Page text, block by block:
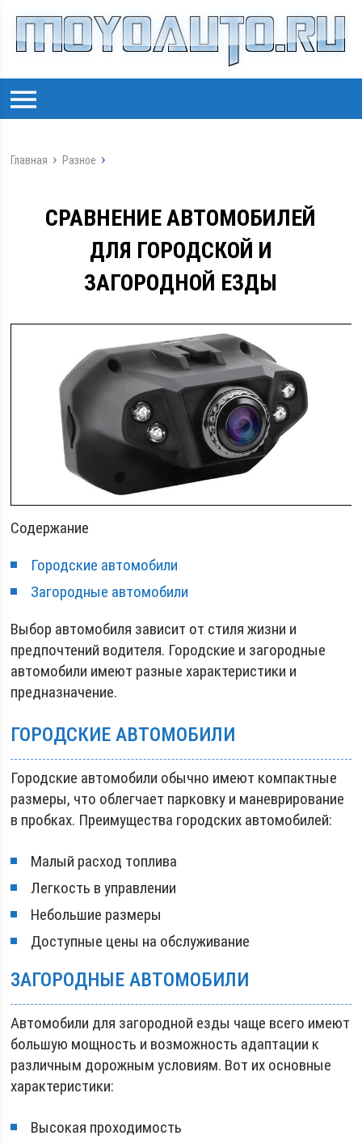
Главная Разное
СРАВНЕНИЕ АВТОМОБИЛЕЙ
ДЛЯ ГОРОДСКОЙ И
ЗАГОРОДНОЙ ЕЗДЫ
Содержание
Городские автомобили
Загородные автомобили
Выбор автомобиля зависит от стиля жизни и
предпочтений водителя. Городские и загородные
автомобили имеют разные характеристики и
предназначение.
ГОРОДСКИЕ АВТОМОБИЛИ
Городские автомобили обычно имеют компактные
размеры, что облегчает парковку и маневрирование
в пробках. Преимущества городских автомобилей:
Малый расход топлива
Легкость в управлении
Небольшие размеры
Доступные цены на обслуживание
ЗАГОРОДНЫЕ АВТОМОБИЛИ
Автомобили для загородной езды чаще всего имеют
большую мощность и возможность адаптации к
различным дорожным условиям. Вот их основные
характеристики:
Высокая проходимость